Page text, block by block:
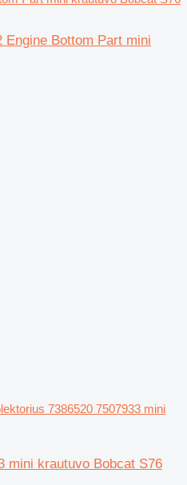
Engine Bottom Part mini
7386520 7507933 mini
mini krautuvo Bobcat S76